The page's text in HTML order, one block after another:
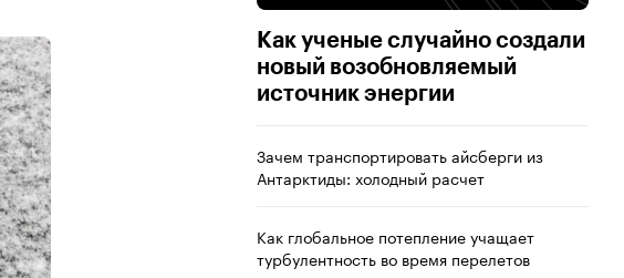
Как ученые случайно создали
новый возобновляемый
источник энергии
Зачем транспортировать айсберги из
Антарктиды: холодный расчет
Как глобальное потепление учащает
турбулентность во время перелетов